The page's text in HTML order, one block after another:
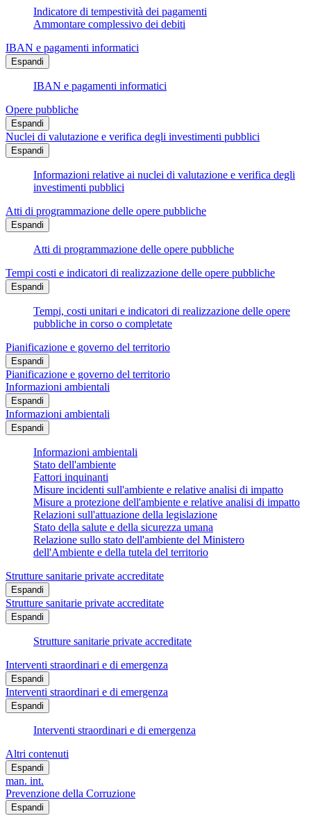
Indicatore di tempestività dei pagamenti
Ammontare complessivo dei debiti
IBAN e pagamenti informatici
Espandi
IBAN e pagamenti informatici
Opere pubbliche
Espandi
Nuclei di valutazione e verifica degli investimenti pubblici
Espandi
Informazioni relative ai nuclei di valutazione e verifica degli
investimenti pubblici
Atti di programmazione delle opere pubbliche
Espandi
Atti di programmazione delle opere pubbliche
Tempi costi e indicatori di realizzazione delle opere pubbliche
Espandi
Tempi, costi unitari e indicatori di realizzazione delle opere
pubbliche in corso o completate
Pianificazione e governo del territorio
Espandi
Pianificazione e governo del territorio
Informazioni ambientali
Espandi
Informazioni ambientali
Espandi
Informazioni ambientali
Stato dell'ambiente
Fattori inquinanti
Misure incidenti sull'ambiente e relative analisi di impatto
Misure a protezione dell'ambiente e relative analisi di impatto
Relazioni sull'attuazione della legislazione
Stato della salute e della sicurezza umana
Relazione sullo stato dell'ambiente del Ministero
dell'Ambiente e della tutela del territorio
Strutture sanitarie private accreditate
Espandi
Strutture sanitarie private accreditate
Espandi
Strutture sanitarie private accreditate
Interventi straordinari e di emergenza
Espandi
Interventi straordinari e di emergenza
Espandi
Interventi straordinari e di emergenza
Altri contenuti
Espandi
man. int.
Prevenzione della Corruzione
Espandi